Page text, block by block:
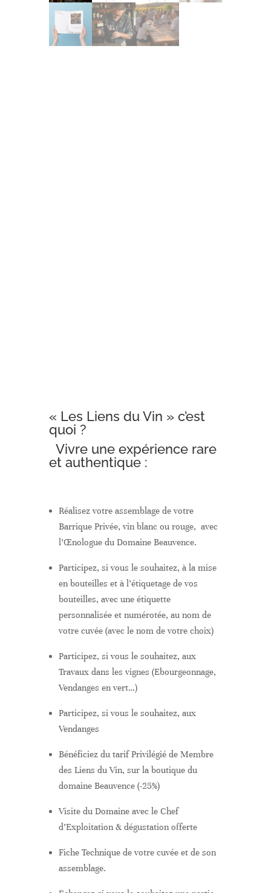
« Les Liens du Vin » c’est
quoi ?
Vivre une expérience rare
et authentique :
Réalisez votre assemblage de votre
Barrique Privée, vin blanc ou rouge, avec
l’Œnologue du Domaine Beauvence.
Participez, si vous le souhaitez, à la mise
en bouteilles et à l’étiquetage de vos
bouteilles, avec une étiquette
personnalisée et numérotée, au nom de
votre cuvée (avec le nom de votre choix)
Participez, si vous le souhaitez, aux
Travaux dans les vignes (Ebourgeonnage,
Vendanges en vert…)
Participez, si vous le souhaitez, aux
Vendanges
Bénéficiez du tarif Privilégié de Membre
des Liens du Vin, sur la boutique du
domaine Beauvence (-25%)
Visite du Domaine avec le Chef
d’Exploitation & dégustation offerte
Fiche Technique de votre cuvée et de son
assemblage.